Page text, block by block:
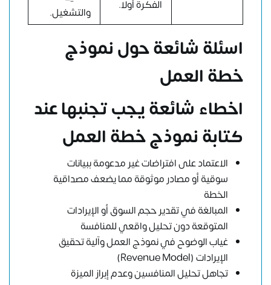
الفكرة أولًا.
والتشغيل.
اسئلة شائعة حول نموذج
خطة العمل
اخطاء شائعة يجب تجنبها عند
كتابة نموذج خطة العمل
الاعتماد على افتراضات غير مدعومة ببيانات
سوقية أو مصادر موثوقة مما يضعف مصداقية
الخطة
المبالغة في تقدير حجم السوق أو الإيرادات
المتوقعة دون تحليل واقعي للمنافسة
غياب الوضوح في نموذج العمل وآلية تحقيق
الإيرادات (Revenue Model)
تجاهل تحليل المنافسين وعدم إبراز الميزة